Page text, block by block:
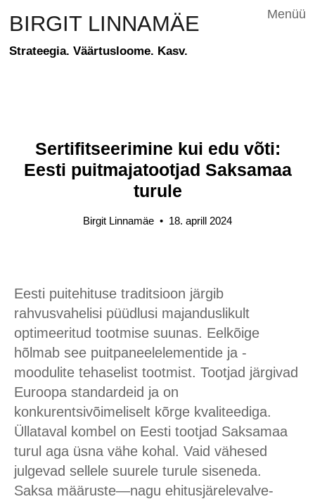
BIRGIT LINNAMÄE
Strateegia. Väärtusloome. Kasv.
Menüü
Sertifitseerimine kui edu võti:
Eesti puitmajatootjad Saksamaa
turule
Birgit Linnamäe • 18. aprill 2024
Eesti puitehituse traditsioon järgib
rahvusvahelisi püüdlusi majanduslikult
optimeeritud tootmise suunas. Eelkõige
hõlmab see puitpaneelelementide ja -
moodulite tehaselist tootmist. Tootjad järgivad
Euroopa standardeid ja on
konkurentsivõimeliselt kõrge kvaliteediga.
Üllataval kombel on Eesti tootjad Saksamaa
turul aga üsna vähe kohal. Vaid vähesed
julgevad sellele suurele turule siseneda.
Saksa määruste—nagu ehitusjärelevalve-